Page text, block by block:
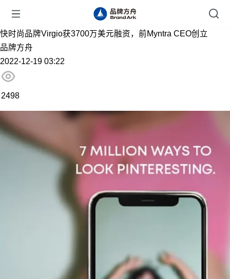
快时尚品牌Virgio获3700万美元融资，前Myntra CEO创立
品牌方舟
2022-12-19 03:22
2498